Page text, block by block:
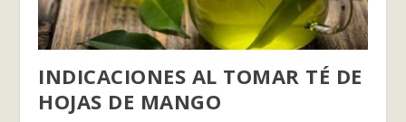
INDICACIONES AL TOMAR TÉ DE
HOJAS DE MANGO